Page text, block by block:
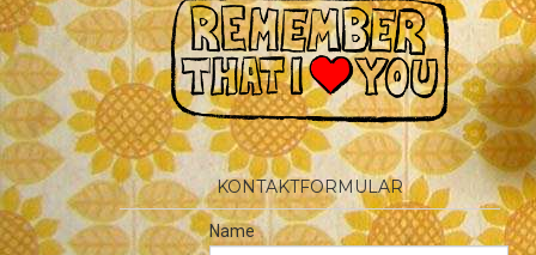
KONTAKTFORMULAR
Name